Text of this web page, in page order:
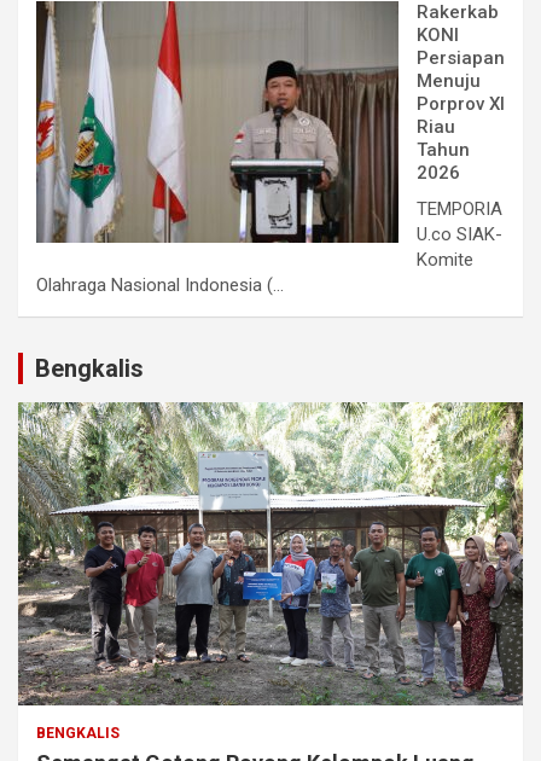
Rakerkab
KONI
Persiapan
Menuju
Porprov XI
Riau
Tahun
2026
TEMPORIA
U.co SIAK-
Komite
Olahraga Nasional Indonesia (...
Bengkalis
BENGKALIS